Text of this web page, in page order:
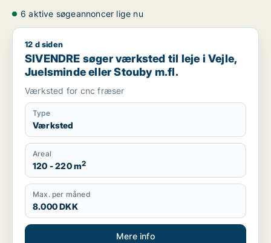
6 aktive søgeannoncer lige nu
SIVENDRE søger værksted til leje i Vejle, Juelsminde eller
12 d siden
SIVENDRE søger værksted til leje i Vejle,
Juelsminde eller Stouby m.fl.
Værksted for cnc fræser
Type
Værksted
Areal
120 - 220 m2
Max. per måned
8.000 DKK
Mere info